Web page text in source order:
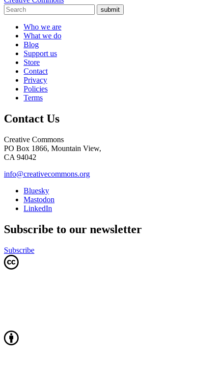
submit
Who we are
What we do
Blog
Support us
Store
Contact
Privacy
Policies
Terms
Contact Us
Creative Commons
PO Box 1866, Mountain View,
CA 94042
info@creativecommons.org
Bluesky
Mastodon
LinkedIn
Subscribe to our newsletter
Subscribe